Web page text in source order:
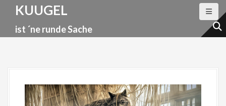
KUUGEL
ist ´ne runde Sache